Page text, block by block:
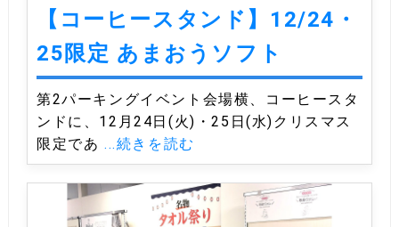
【コーヒースタンド】12/24・
25限定 あまおうソフト
第2パーキングイベント会場横、コーヒースタ
ンドに、12月24日(火)・25日(水)クリスマス
限定であ ...続きを読む